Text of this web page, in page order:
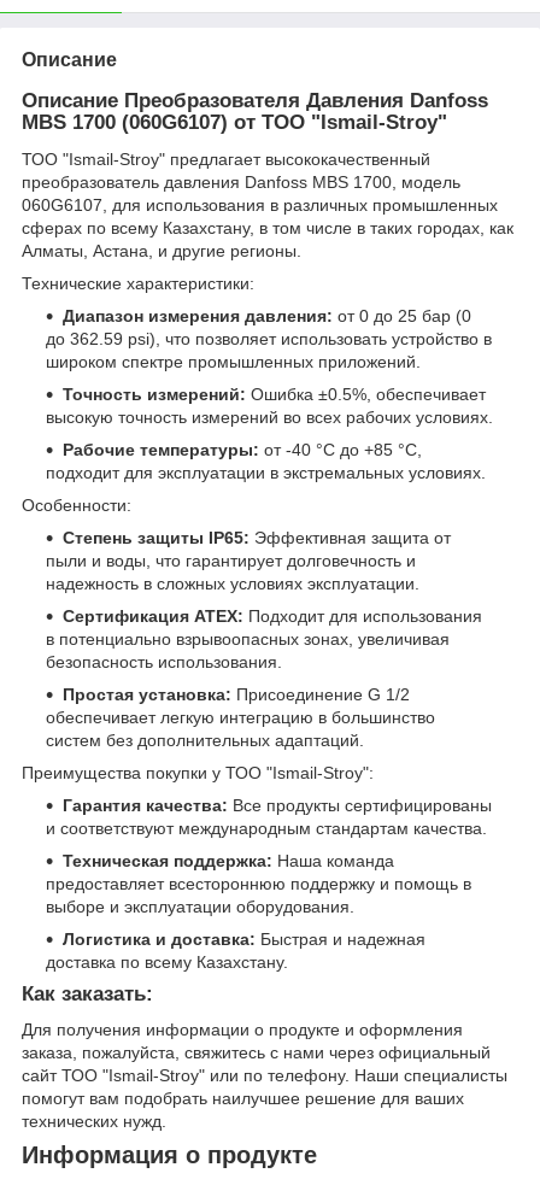
Описание
Описание Преобразователя Давления Danfoss
MBS 1700 (060G6107) от ТОО "Ismail-Stroy"
ТОО "Ismail-Stroy" предлагает высококачественный
преобразователь давления Danfoss MBS 1700, модель
060G6107, для использования в различных промышленных
сферах по всему Казахстану, в том числе в таких городах, как
Алматы, Астана, и другие регионы.
Технические характеристики:
Диапазон измерения давления: от 0 до 25 бар (0
до 362.59 psi), что позволяет использовать устройство в
широком спектре промышленных приложений.
Точность измерений: Ошибка ±0.5%, обеспечивает
высокую точность измерений во всех рабочих условиях.
Рабочие температуры: от -40 °C до +85 °C,
подходит для эксплуатации в экстремальных условиях.
Особенности:
Степень защиты IP65: Эффективная защита от
пыли и воды, что гарантирует долговечность и
надежность в сложных условиях эксплуатации.
Сертификация ATEX: Подходит для использования
в потенциально взрывоопасных зонах, увеличивая
безопасность использования.
Простая установка: Присоединение G 1/2
обеспечивает легкую интеграцию в большинство
систем без дополнительных адаптаций.
Преимущества покупки у ТОО "Ismail-Stroy":
Гарантия качества: Все продукты сертифицированы
и соответствуют международным стандартам качества.
Техническая поддержка: Наша команда
предоставляет всестороннюю поддержку и помощь в
выборе и эксплуатации оборудования.
Логистика и доставка: Быстрая и надежная
доставка по всему Казахстану.
Как заказать:
Для получения информации о продукте и оформления
заказа, пожалуйста, свяжитесь с нами через официальный
сайт ТОО "Ismail-Stroy" или по телефону. Наши специалисты
помогут вам подобрать наилучшее решение для ваших
технических нужд.
Информация о продукте